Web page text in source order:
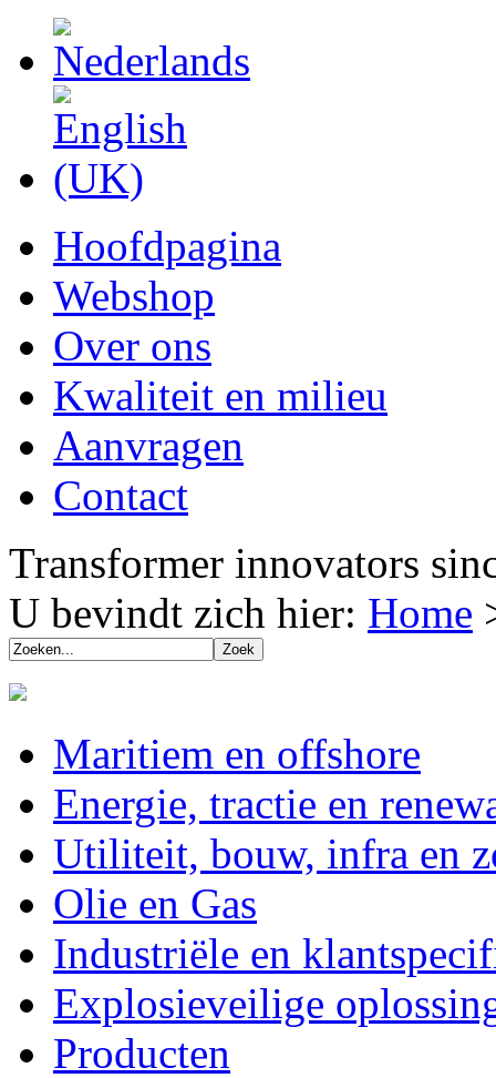
Hoofdpagina
Webshop
Over ons
Kwaliteit en milieu
Aanvragen
Contact
Transformer innovators
U bevindt zich hier: Home
Maritiem en offshore
Energie, tractie en
Utiliteit, bouw, infra en
Olie en Gas
Industriële en
Explosieveilige
Producten